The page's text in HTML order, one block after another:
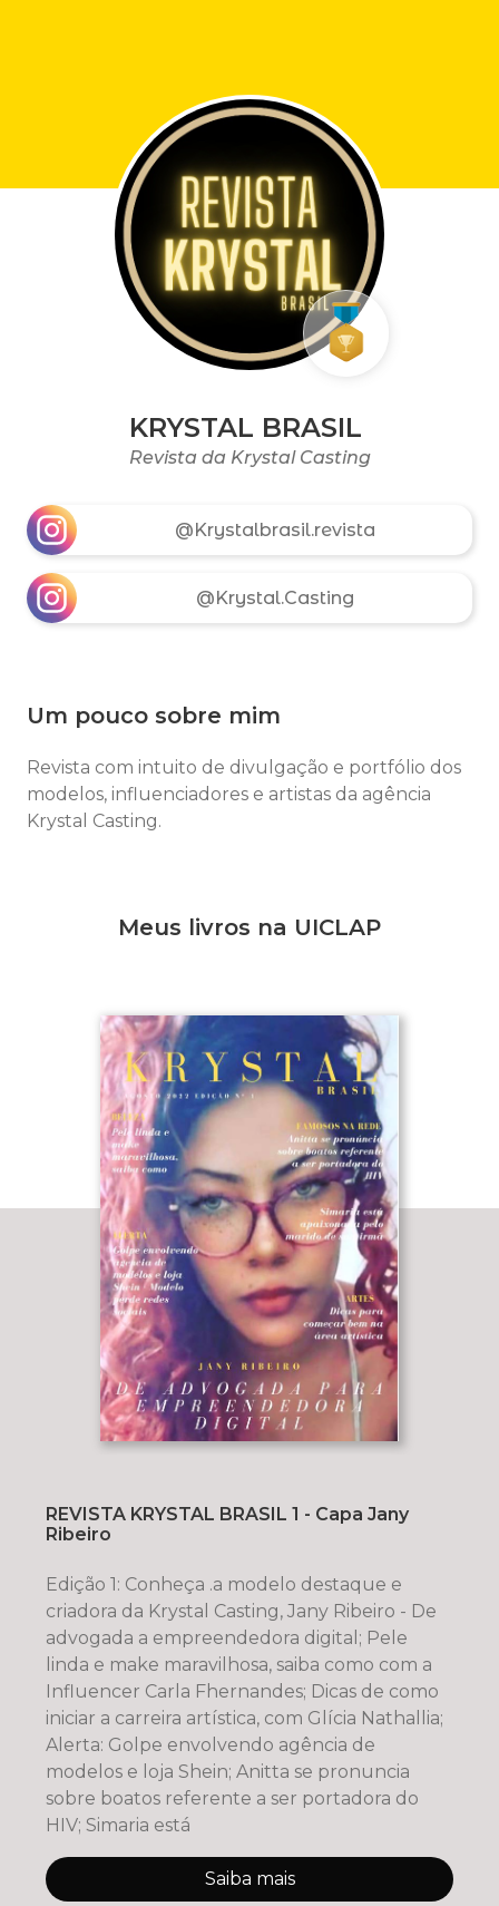
KRYSTAL BRASIL
Revista da Krystal Casting
@Krystalbrasil.revista
@Krystal.Casting
Um pouco sobre mim
Revista com intuito de divulgação e portfólio dos
modelos, influenciadores e artistas da agência
Krystal Casting.
Meus livros na UICLAP
REVISTA KRYSTAL BRASIL 1 - Capa Jany
Ribeiro
Edição 1: Conheça .a modelo destaque e
criadora da Krystal Casting, Jany Ribeiro - De
advogada a empreendedora digital; Pele
linda e make maravilhosa, saiba como com a
Influencer Carla Fhernandes; Dicas de como
iniciar a carreira artística, com Glícia Nathallia;
Alerta: Golpe envolvendo agência de
modelos e loja Shein; Anitta se pronuncia
sobre boatos referente a ser portadora do
HIV; Simaria está
Saiba mais